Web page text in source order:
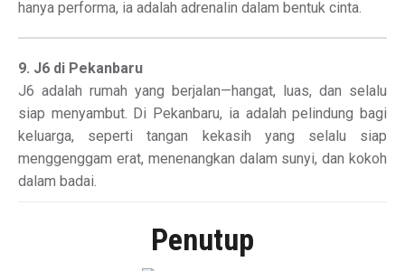
hanya performa, ia adalah adrenalin dalam bentuk cinta.
9. J6 di Pekanbaru
J6 adalah rumah yang berjalan—hangat, luas, dan selalu
siap menyambut. Di Pekanbaru, ia adalah pelindung bagi
keluarga, seperti tangan kekasih yang selalu siap
menggenggam erat, menenangkan dalam sunyi, dan kokoh
dalam badai.
Penutup